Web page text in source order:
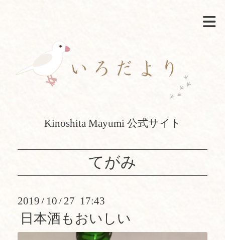
Kinoshita Mayumi 公式サイト
てがみ
2019 / 10 / 27 17:43
日本酒もおいしい